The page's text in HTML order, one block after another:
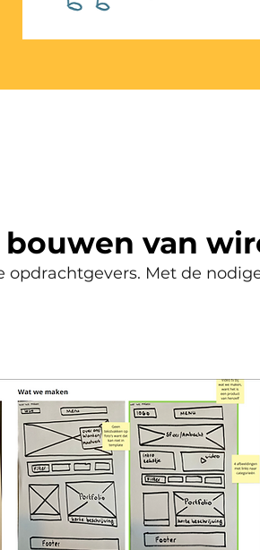
opdrachtgevers. Met de
bouwen van